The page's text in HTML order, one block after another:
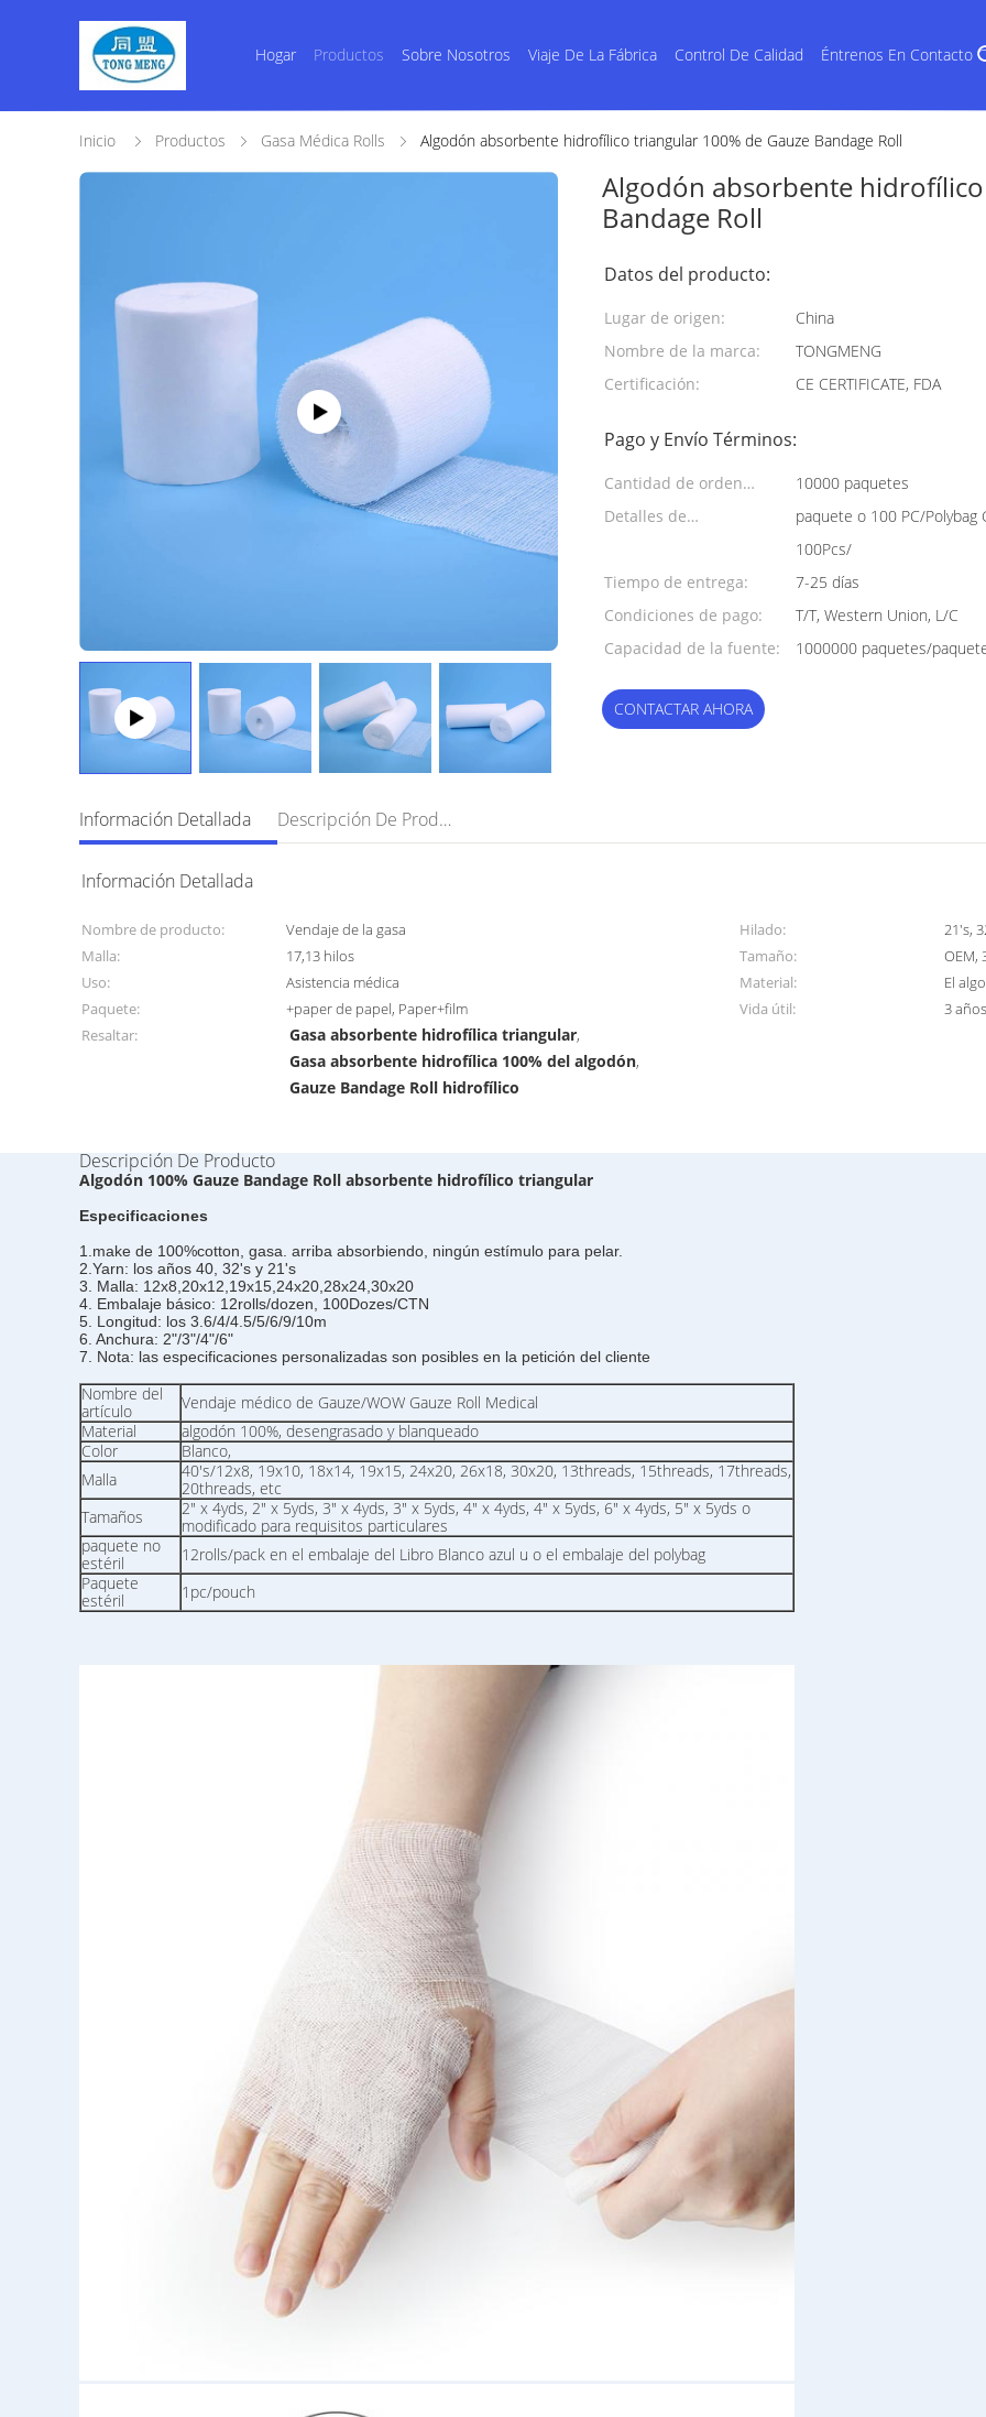
Hogar Productos Sobre Nosotros Viaje De La Fábrica Control De Calidad Éntrenos En Contacto
Inicio Productos Gasa Médica Rolls Algodón absorbente hidrofílico triangular 100% de Gauze Bandage Roll
Algodón absorbente
Bandage Roll
Datos del producto:
Lugar de origen:
China
Nombre de la marca:
TONGMENG
Certificación:
CE CERTIFICATE, FDA
Pago y Envío Términos:
Cantidad de orden
mínima:
10000 paquetes
Detalles de
paquete o 100 PC/Polybag
100Pcs/
Tiempo de entrega:
7-25 días
Condiciones de pago:
T/T, Western Union, L/C
Capacidad de la fuente:
1000000 paquetes/
CONTACTAR AHORA
Información Detallada Descripción De Producto
Información Detallada
Nombre de producto: Vendaje de la gasa Hilado:
21's,
Malla:
17,13 hilos Tamaño:
OEM,
Uso:
Asistencia médica Material:
El
Paquete:
+paper de papel, Paper+film Vida útil:
3
Resaltar:
Gasa absorbente hidrofílica triangular,
Gasa absorbente hidrofílica 100% del algodón,
Gauze Bandage Roll hidrofílico
Descripción De Producto
Algodón 100% Gauze Bandage Roll absorbente hidrofílico triangular
Especificaciones
1.make de 100%cotton, gasa. arriba absorbiendo, ningún estímulo para pelar.
2.Yarn: los años 40, 32's y 21's
3. Malla: 12x8,20x12,19x15,24x20,28x24,30x20
4. Embalaje básico: 12rolls/dozen, 100Dozes/CTN
5. Longitud: los 3.6/4/4.5/5/6/9/10m
6. Anchura: 2"/3"/4"/6"
7. Nota: las especificaciones personalizadas son posibles en la petición del cliente
Nombre del
artículo
Vendaje médico de Gauze/WOW Gauze Roll Medical
Material
algodón 100%, desengrasado y blanqueado
Color
Blanco,
Malla
40's/12x8, 19x10, 18x14, 19x15, 24x20, 26x18, 30x20, 13threads, 15threads, 17threads,
20threads, etc
Tamaños
2" x 4yds, 2" x 5yds, 3" x 4yds, 3" x 5yds, 4" x 4yds, 4" x 5yds, 6" x 4yds, 5" x 5yds o
modificado para requisitos particulares
paquete no
estéril
12rolls/pack en el embalaje del Libro Blanco azul u o el embalaje del polybag
Paquete
estéril
1pc/pouch